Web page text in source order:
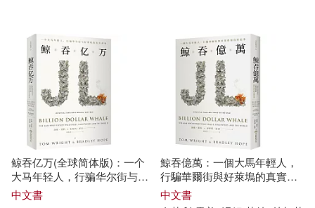
Tom(1)
出版社 (可複選)
早安財經(3) Ingram(2)
鲸吞亿万(全球简体版)：一个
大马年轻人，行骗华尔街与好
莱坞的真实故事
中文書
鯨吞億萬：一個大馬年輕人，
行騙華爾街與好萊塢的真實故
事
中文書